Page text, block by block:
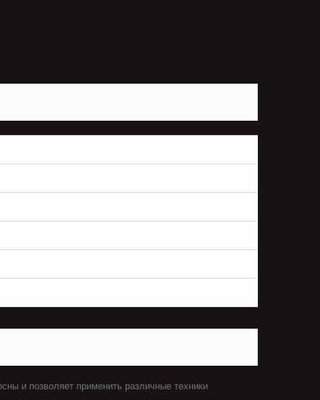
и позволяет применить различные техники